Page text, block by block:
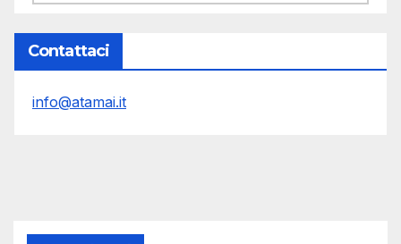
Contattaci
info@atamai.it